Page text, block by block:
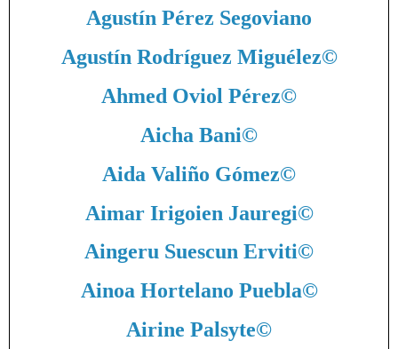
Agustín Pérez Segoviano
Agustín Rodríguez Miguélez©
Ahmed Oviol Pérez©
Aicha Bani©
Aida Valiño Gómez©
Aimar Irigoien Jauregi©
Aingeru Suescun Erviti©
Ainoa Hortelano Puebla©
Airine Palsyte©